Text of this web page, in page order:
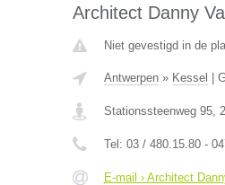
Architect Danny
Niet gevestigd in de
Antwerpen» Kessel
Stationssteenweg 95,
Tel: 03 / 480.15.80 -
E-mail › Architect